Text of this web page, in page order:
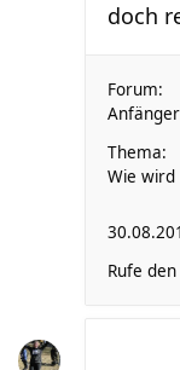
doch
Forum:
Thema:
Wie
Rufe